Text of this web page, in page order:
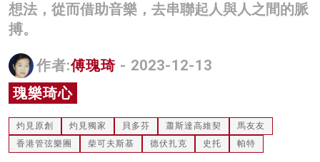
影片
灼見活動
關於我們
想法，從而借助音樂，去串聯起人與人之間的脈
搏。
作者:傅瑰琦 - 2023-12-13
瑰樂琦心
灼見原創 灼見獨家 貝多芬 蕭斯達高維契
馬友友
香港管弦樂團
柴可夫斯基 德伏扎克 史托 帕特